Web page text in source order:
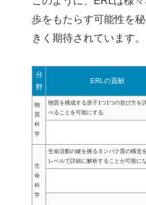
歩をもたらす可能性を
きく期待されています。
分
野
ERLの貢献
物
質
科
学
物質を構成する原子1つ1つの並び方を
べることを可能にする
生
命
科
学
生命活動の鍵を握るタンパク質の構造
レベルで詳細に解析することが可能に